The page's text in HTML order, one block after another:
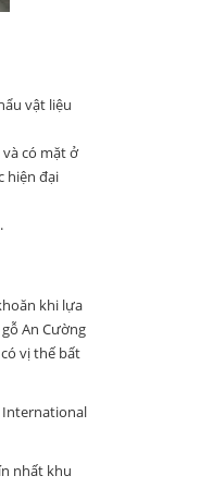
vật liệu
có mặt ở
hiện đại
khi lựa
An Cường
vị thế bất
International
nhất khu